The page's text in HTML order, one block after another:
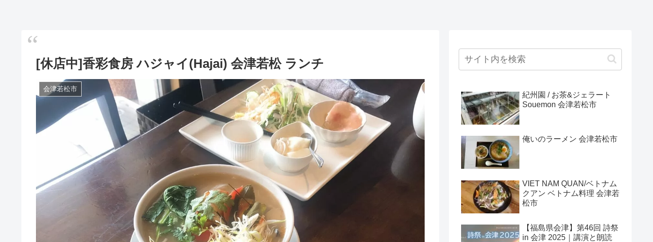
[休店中]香彩食房 ハジャイ(Hajai) 会津若松 ランチ
会津若松市
紀州園 / お茶&ジェラート
Souemon 会津若松市
俺いのラーメン 会津若松市
VIET NAM QUAN/ベトナム
クアン ベトナム料理 会津若
松市
【福島県会津】第46回 詩祭
in 会津 2025｜講演と朗読